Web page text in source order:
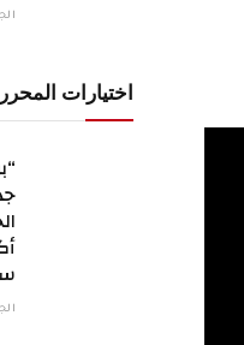
الجمعة
اختيارات المحرر
الجمعة